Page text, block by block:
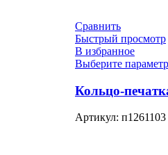
Сравнить
Быстрый просмотр
В избранное
Выберите
Кольцо-
Артикул: п1261103